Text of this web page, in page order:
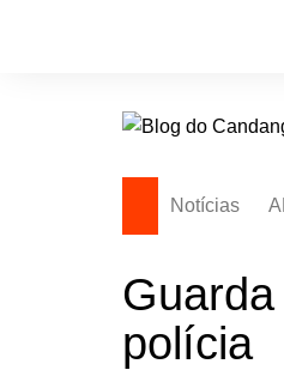
Notícias
polícia